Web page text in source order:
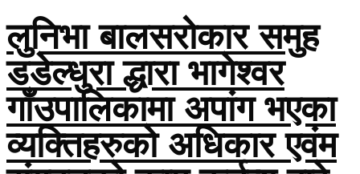
लुनिभा बालसरोकार समुह
डडेल्धुरा द्धारा भागेश्वर
गाँउपालिकामा अपांग भएका
व्यक्तिहरुको अधिकार एवंम